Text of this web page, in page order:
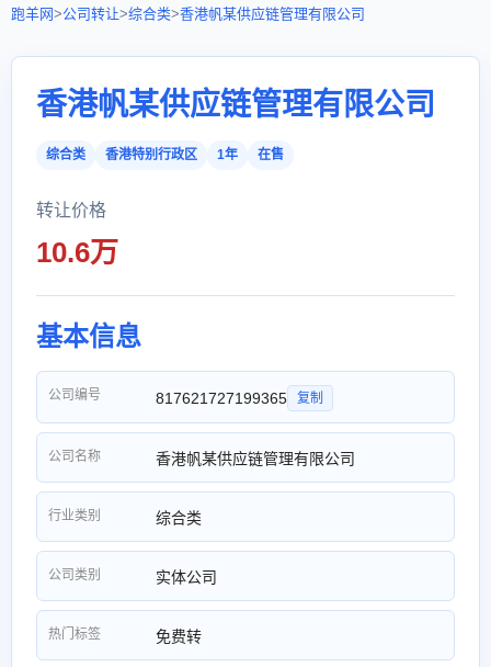
跑羊网>公司转让>综合类>香港帆某供应链管理有限公司
香港帆某供应链管理有限公司
综合类 香港特别行政区 1年 在售
转让价格
10.6万
基本信息
公司编号 817621727199365 复制
公司名称 香港帆某供应链管理有限公司
行业类别 综合类
公司类别 实体公司
热门标签 免费转